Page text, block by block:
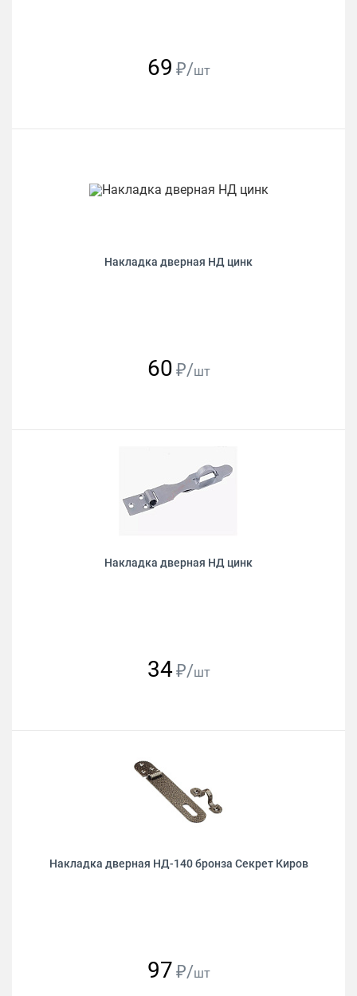
69 ₽/шт
Накладка дверная НД цинк
60 ₽/шт
Накладка дверная НД цинк
34₽/шт
Накладка дверная НД-140 бронза Секрет Киров
97 ₽/шт